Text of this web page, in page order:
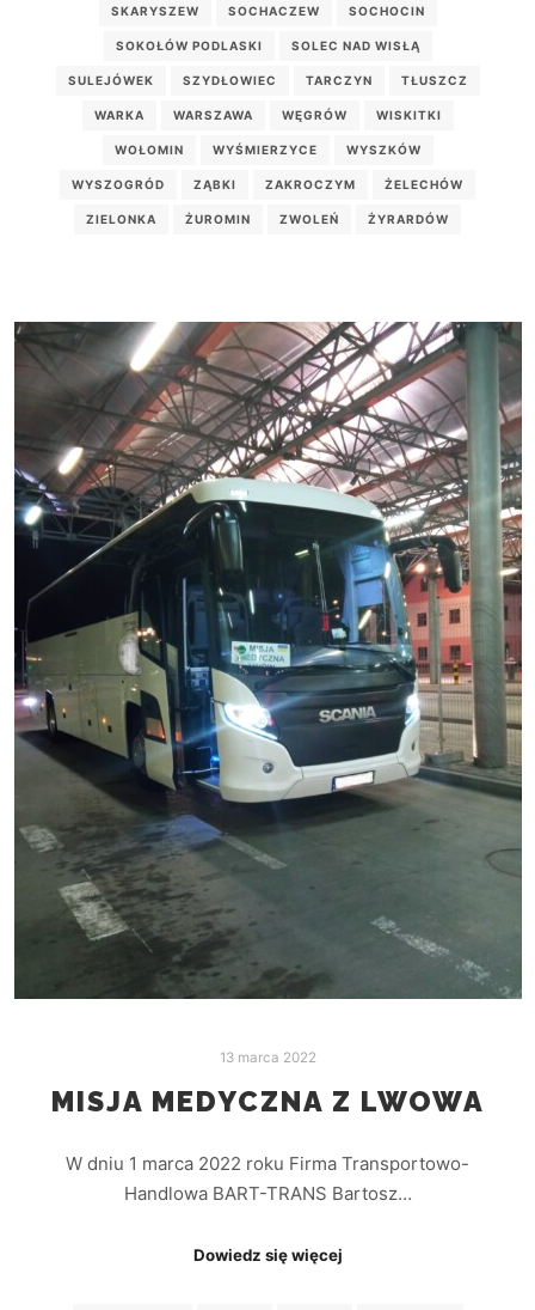
SKARYSZEW SOCHACZEW SOCHOCIN
SOKOŁÓW PODLASKI SOLEC NAD WISŁĄ
SULEJÓWEK SZYDŁOWIEC TARCZYN TŁUSZCZ
WARKA WARSZAWA WĘGRÓW WISKITKI
WOŁOMIN WYŚMIERZYCE WYSZKÓW
WYSZOGRÓD ZĄBKI ZAKROCZYM ŻELECHÓW
ZIELONKA ŻUROMIN ZWOLEŃ ŻYRARDÓW
13 marca 2022
MISJA MEDYCZNA Z LWOWA
W dniu 1 marca 2022 roku Firma Transportowo-
Handlowa BART-TRANS Bartosz…
Dowiedz się więcej